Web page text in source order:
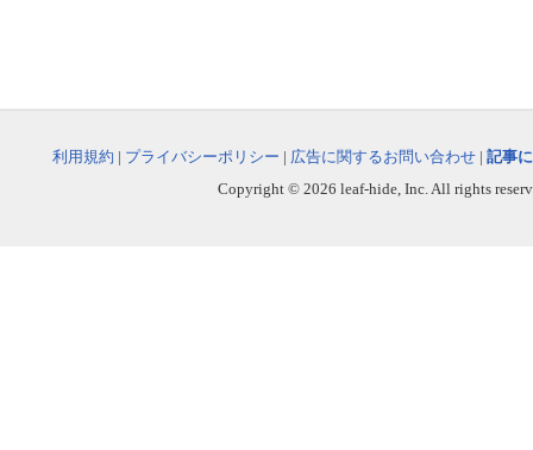
利用規約 | プライバシーポリシー | 広告に関するお問い合わせ | 記事
Copyright © 2026 leaf-hide, Inc. All rights